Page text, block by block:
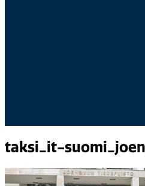
taksi_it-